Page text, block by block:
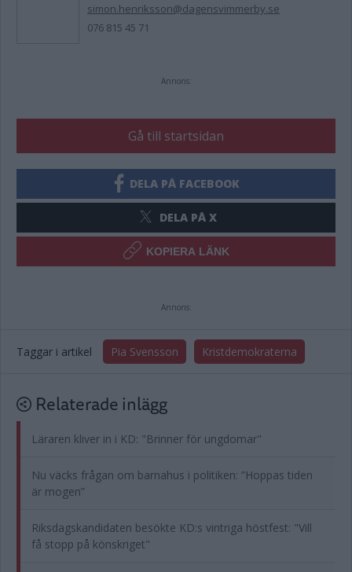
simon.henriksson@dagensvimmerby.se
076 815 45 71
Annons:
Gå till startsidan
DELA PÅ FACEBOOK
DELA PÅ X
KOPIERA LÄNK
Annons:
Taggar i artikel Pia Svensson Kristdemokraterna
Relaterade inlägg
Läraren kliver in i KD: "Brinner för ungdomar"
Nu väcks frågan om barnahus i politiken: ”Hoppas tiden
är mogen”
Riksdagskandidaten besökte KD:s vintriga höstfest: "Vill
få stopp på könskriget"